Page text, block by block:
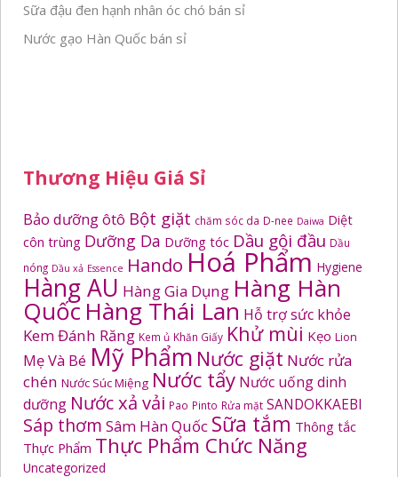
Sữa đậu đen hạnh nhân óc chó bán sỉ
Nước gạo Hàn Quốc bán sỉ
Thương Hiệu Giá Sỉ
Bảo dưỡng ôtô Bột giặt chăm sóc da D-nee Daiwa Diệt
côn trùng Dưỡng Da Dưỡng tóc Dầu gội đầu Dầu
nóng Dầu xả Essence Hando Hoá Phẩm Hygiene
Hàng AU Hàng Gia Dụng Hàng Hàn
Quốc Hàng Thái Lan Hỗ trợ sức khỏe
Kem Đánh Răng Kem ủ Khăn Giấy Khử mùi Kẹo Lion
Mẹ Và Bé Mỹ Phẩm Nước giặt Nước rửa
chén Nước Súc Miệng Nước tẩy Nước uống dinh
dưỡng Nước xả vải Pao Pinto Rửa mặt SANDOKKAEBI
Sáp thơm Sâm Hàn Quốc Sữa tắm Thông tắc
Thực Phẩm Thực Phẩm Chức Năng
Uncategorized